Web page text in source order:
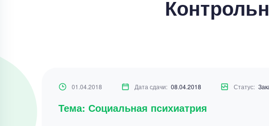
01.04.2018 Дата сдачи: 08.04.2018 Статус:
Тема: Социальная психиатрия